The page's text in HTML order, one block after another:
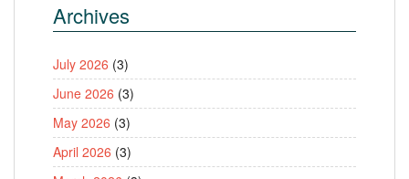
Archives
July 2026 (3)
June 2026 (3)
May 2026 (3)
April 2026 (3)